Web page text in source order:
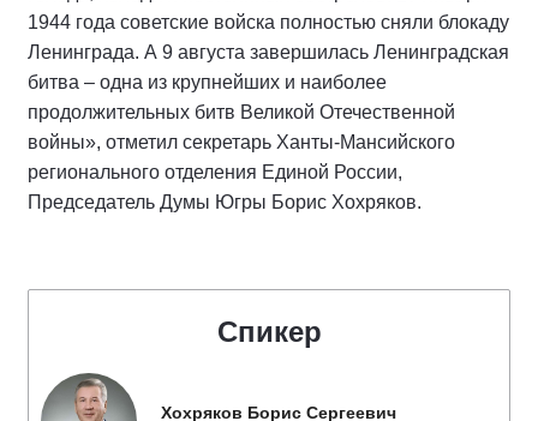
1944 года советские войска полностью сняли блокаду
Ленинграда. А 9 августа завершилась Ленинградская
битва – одна из крупнейших и наиболее
продолжительных битв Великой Отечественной
войны», отметил секретарь Ханты-Мансийского
регионального отделения Единой России,
Председатель Думы Югры Борис Хохряков.
Спикер
Хохряков Борис Сергеевич